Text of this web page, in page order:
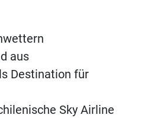
aus
Destination für
Sky Airline